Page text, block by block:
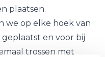
plaatsen.
we op elke hoek van
geplaatst en voor bij
trossen met